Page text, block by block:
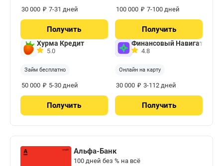
30 000 ₽ 7-31 дней
Получить
100 000 ₽ 7-100 дней
Получить
Хурма Кредит
5.0
Займ бесплатно
50 000 ₽ 5-30 дней
Получить
Финансовый Навигатор
4.8
Онлайн на карту
30 000 ₽ 3-112 дней
Получить
Альфа-Банк
100 дней без % на всё